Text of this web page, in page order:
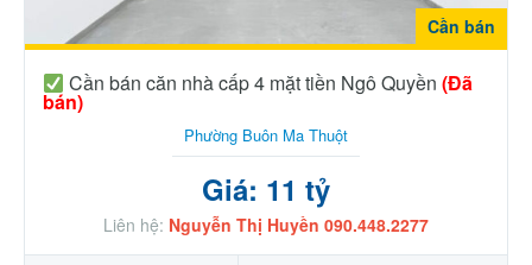
Cần bán
Cần bán căn nhà cấp 4 mặt tiền Ngô Quyền(Đã
bán)
Phường Buôn Ma Thuột
Giá: 11 tỷ
Liên hệ: Nguyễn Thị Huyền 090.448.2277